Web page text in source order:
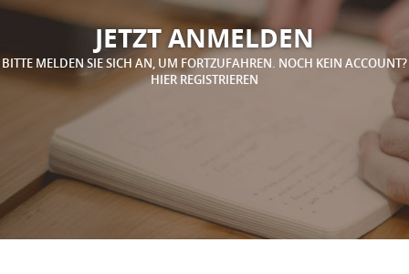
JETZT ANMELDEN
BITTE MELDEN SIE SICH AN, UM FORTZUFAHREN. NOCH KEIN ACCOUNT?
HIER REGISTRIEREN